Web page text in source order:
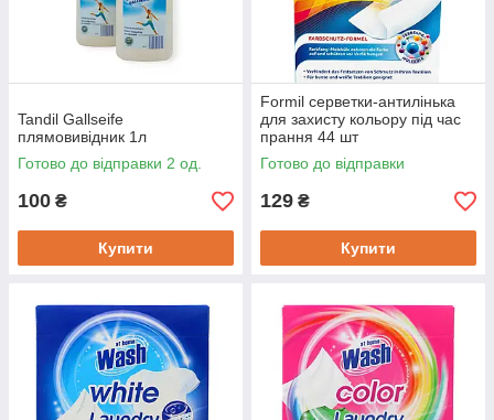
Tandil Gallseife
плямовивідник 1л
Готово до відправки 2 од.
100 ₴
Купити
Formil серветки-антилінька
для захисту кольору під час
прання 44 шт
Готово до відправки
129 ₴
Купити